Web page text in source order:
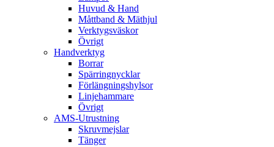
Huvud & Hand
Måttband & Mäthjul
Verktygsväskor
Övrigt
Handverktyg
Borrar
Spärringnycklar
Förlängningshylsor
Linjehammare
Övrigt
AMS-Utrustning
Skruvmejslar
Tänger